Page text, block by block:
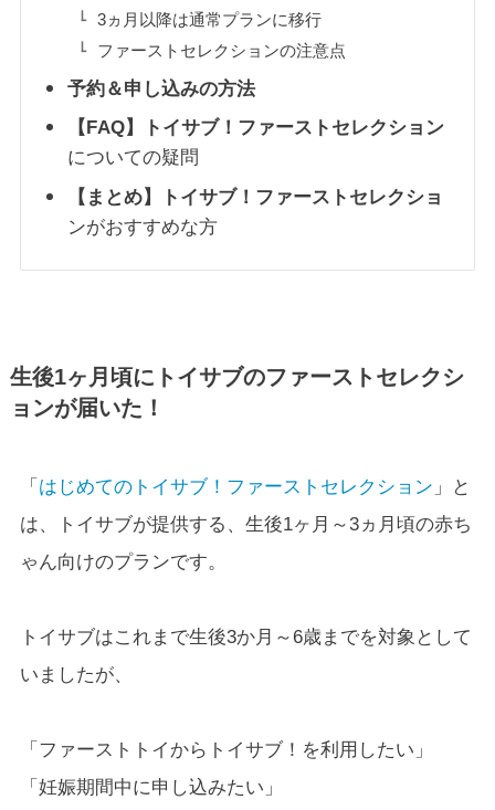
3ヵ月以降は通常プランに移行
ファーストセレクションの注意点
予約＆申し込みの方法
【FAQ】トイサブ！ファーストセレクション
についての疑問
【まとめ】トイサブ！ファーストセレクショ
ンがおすすめな方
生後1ヶ月頃にトイサブのファーストセレクシ
ョンが届いた！
「 はじめてのトイサブ！ファーストセレクション 」と
は、トイサブが提供する、生後1ヶ月～3ヵ月頃の赤ち
ゃん向けのプランです。
トイサブはこれまで生後3か月～6歳までを対象として
いましたが、
「ファーストトイからトイサブ！を利用したい」
「妊娠期間中に申し込みたい」